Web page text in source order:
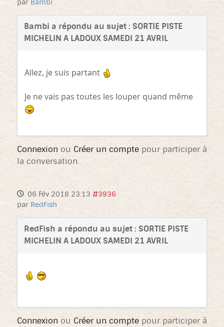
par Bambi
Bambi a répondu au sujet : SORTIE PISTE
MICHELIN A LADOUX SAMEDI 21 AVRIL
Allez, je suis partant
Je ne vais pas toutes les louper quand même
Connexionou Créer un comptepour participer à
la conversation.
06 Fév 2018 23:13 #3936
parRedFish
RedFish a répondu au sujet : SORTIE PISTE
MICHELIN A LADOUX SAMEDI 21 AVRIL
ConnexionouCréer un compte pour participer à